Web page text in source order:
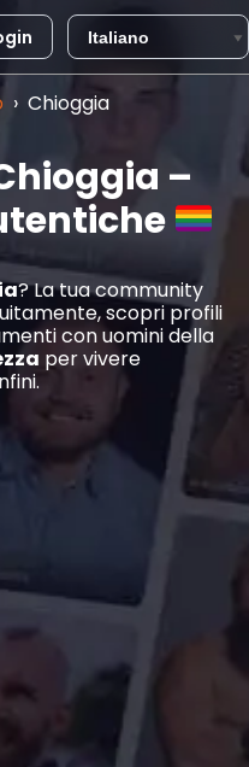
› Chioggia
–
? La tua community
scopri profili
con uomini della
per vivere